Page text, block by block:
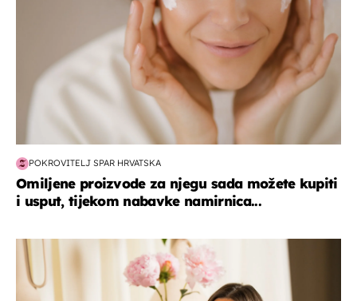
POKROVITELJ SPAR HRVATSKA
Omiljene proizvode za njegu sada možete kupiti
i usput, tijekom nabavke namirnica...
moda & ljepota